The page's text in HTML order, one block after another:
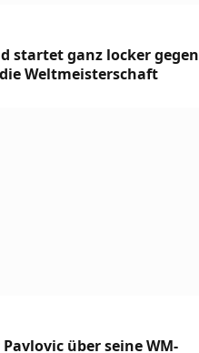
startet ganz locker gegen
Weltmeisterschaft
über seine WM-